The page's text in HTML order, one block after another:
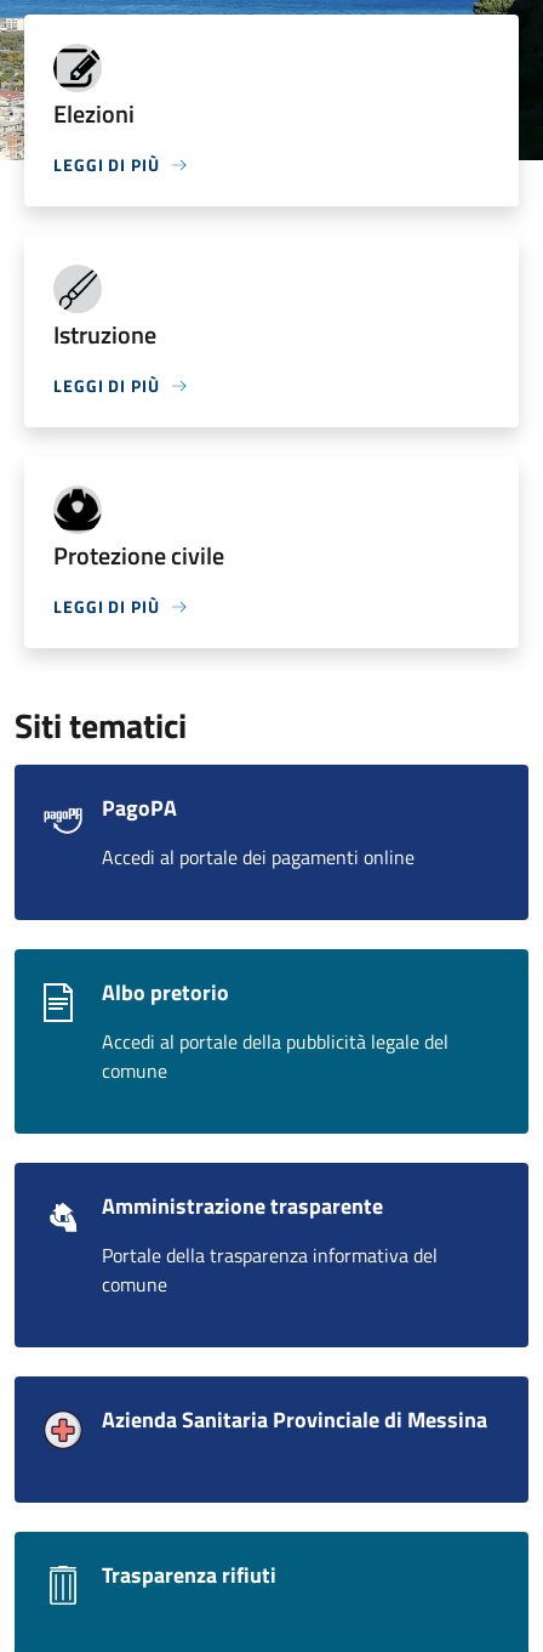
Elezioni
LEGGI DI PIÙ
Istruzione
LEGGI DI PIÙ
Protezione civile
LEGGI DI PIÙ
Siti tematici
PagoPA
Accedi al portale dei pagamenti online
Albo pretorio
Accedi al portale della pubblicità legale del
comune
Amministrazione trasparente
Portale della trasparenza informativa del
comune
Azienda Sanitaria Provinciale di Messina
Trasparenza rifiuti